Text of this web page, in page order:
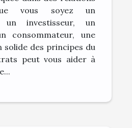
vous soyez un
un investisseur, un
consommateur, une
solide des principes du
peut vous aider à